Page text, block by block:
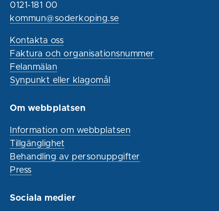
0121-181 00
kommun@soderkoping.se
Kontakta oss
Faktura och organisationsnummer
Felanmälan
Synpunkt eller klagomål
Om webbplatsen
Information om webbplatsen
Tillgänglighet
Behandling av personuppgifter
Press
Sociala medier